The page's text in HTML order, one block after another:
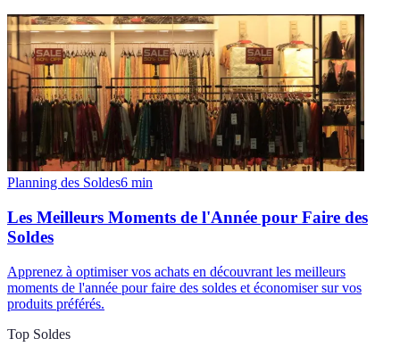
Planning des Soldes6 min
Les Meilleurs Moments de l'Année pour Faire des
Soldes
Apprenez à optimiser vos achats en découvrant les meilleurs
moments de l'année pour faire des soldes et économiser sur vos
produits préférés.
Top Soldes